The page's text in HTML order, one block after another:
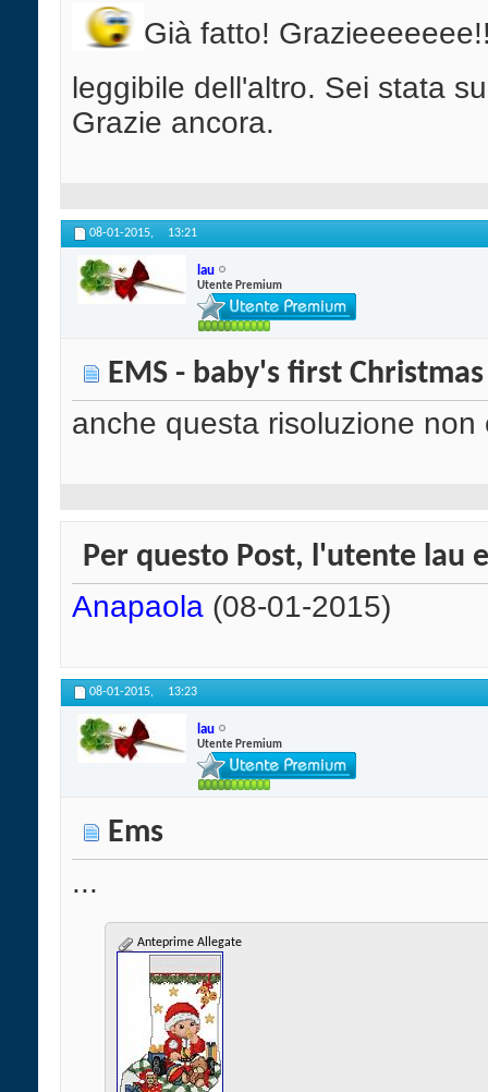
Già fatto!
leggibile dell'altro. Sei stata
Grazie ancora.
08-01-2015, 13:21
lau
Utente Premium
EMS - baby's first
anche questa risoluzione
Per questo Post, l'utente lau
Anapaola (08-01-2015)
08-01-2015, 13:23
lau
Utente Premium
Ems
...
Anteprime Allegate